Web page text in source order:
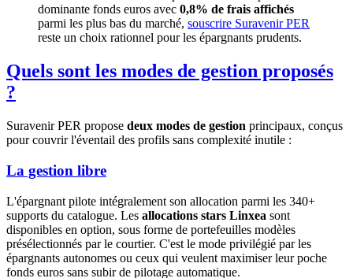
dominante fonds euros avec 0,8% de frais affichés
parmi les plus bas du marché, souscrire Suravenir PER
reste un choix rationnel pour les épargnants prudents.
Quels sont les modes de gestion proposés
?
Suravenir PER propose deux modes de gestion principaux, conçus
pour couvrir l'éventail des profils sans complexité inutile :
La gestion libre
L'épargnant pilote intégralement son allocation parmi les 340+
supports du catalogue. Les allocations stars Linxea sont
disponibles en option, sous forme de portefeuilles modèles
présélectionnés par le courtier. C'est le mode privilégié par les
épargnants autonomes ou ceux qui veulent maximiser leur poche
fonds euros sans subir de pilotage automatique.